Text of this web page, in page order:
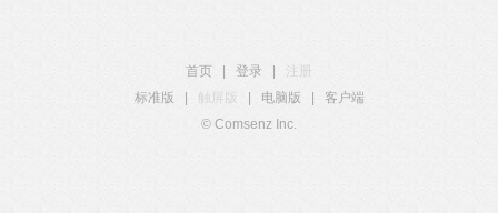
首页 登录
注册
标准版
触屏版 电脑版
客户端
© Comsenz Inc.